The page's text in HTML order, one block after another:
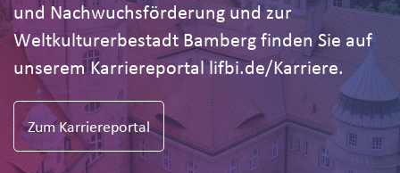
und Nachwuchsförderung und zur
Weltkulturerbestadt Bamberg finden Sie auf
unserem Karriereportal lifbi.de/Karriere.
Zum Karriereportal